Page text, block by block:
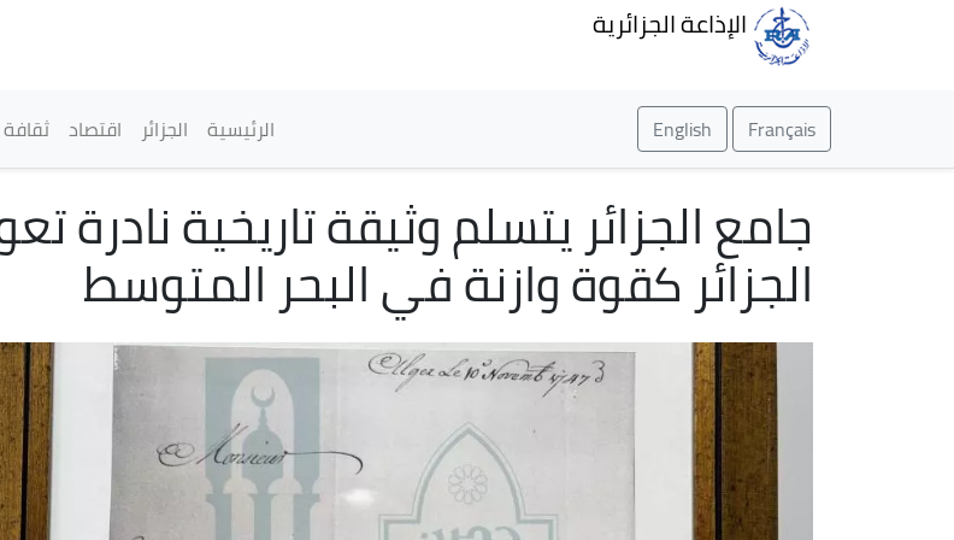
الإذاعة الجزائرية
Français
English القائمة الرئيسية
الرئيسية الجزائر اقتصاد ثقافة
الجزائر كقوة وازنة في البحر المتوسط